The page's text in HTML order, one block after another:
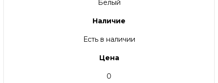
Белый
Наличие
Есть в наличии
Цена
0